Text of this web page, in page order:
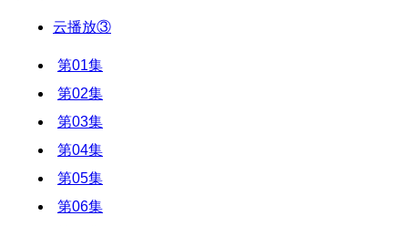
云播放③
第01集
第02集
第03集
第04集
第05集
第06集